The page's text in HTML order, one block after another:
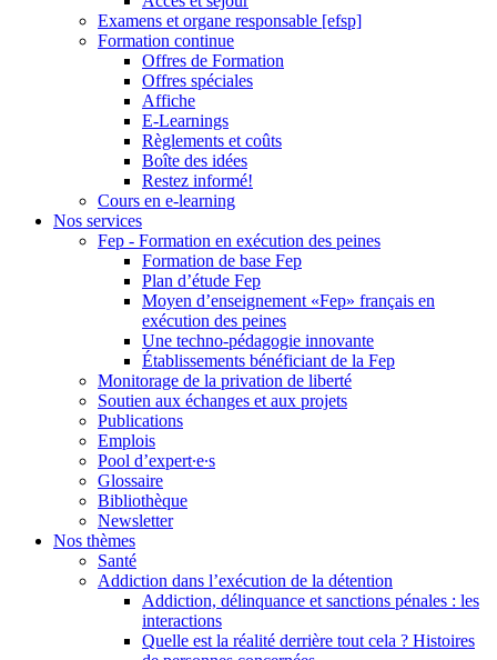
Examens et organe responsable [efsp]
Formation continue
Offres de Formation
Offres spéciales
Affiche
E-Learnings
Règlements et coûts
Boîte des idées
Restez informé!
Cours en e-learning
Nos services
Fep - Formation en exécution des peines
Formation de base Fep
Plan d’étude Fep
Moyen d’enseignement «Fep» français en
exécution des peines
Une techno-pédagogie innovante
Établissements bénéficiant de la Fep
Monitorage de la privation de liberté
Soutien aux échanges et aux projets
Publications
Emplois
Pool d’expert∙e∙s
Glossaire
Bibliothèque
Newsletter
Nos thèmes
Santé
Addiction dans l’exécution de la détention
Addiction, délinquance et sanctions pénales : les
interactions
Quelle est la réalité derrière tout cela ? Histoires